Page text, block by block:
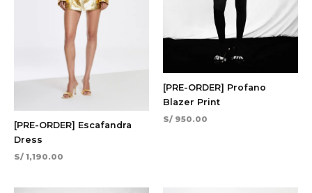
[PRE-ORDER] Escafandra
Dress
S/ 1,190.00
[PRE-ORDER] Profano
Blazer Print
S/ 950.00